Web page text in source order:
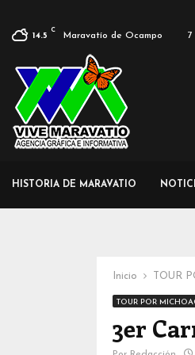
14.5
C
Maravatío de Ocampo 7
HISTORIA DE MARAVATIO
Inicio TOUR
TOUR POR
3er